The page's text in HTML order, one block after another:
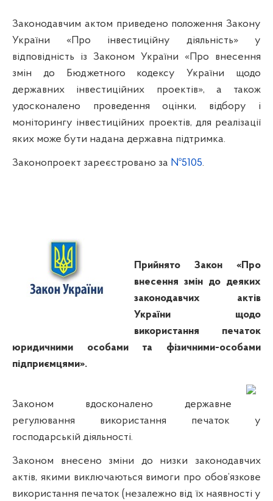
Законодавчим актом приведено положення Закону
України «Про інвестиційну діяльність» у
відповідність із Законом України «Про внесення
змін до Бюджетного кодексу України щодо
державних інвестиційних проектів», а також
удосконалено проведення оцінки, відбору і
моніторингу інвестиційних проектів, для реалізації
яких може бути надана державна підтримка.
Законопроект зареєстровано за №5105.
Прийнято Закон «Про
внесення змін до деяких
законодавчих актів
України щодо
використання печаток
юридичними особами та фізичними-особами
підприємцями».
Законом вдосконалено державне
регулювання використання печаток у
господарській діяльності.
Законом внесено зміни до низки законодавчих
актів, якими виключаються вимоги про обов’язкове
використання печаток (незалежно від їх наявності у